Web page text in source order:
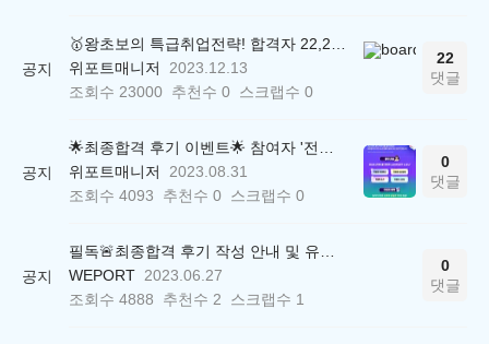
공지
위포트매니저
2023.12.13
조회수 23000 추천수 0 스크랩수 0
22
댓글
공지
위포트매니저
2023.08.31
조회수 4093 추천수 0 스크랩수 0
0
댓글
공지
WEPORT 2023.06.27
조회수 4888 추천수 2 스크랩수 1
0
댓글